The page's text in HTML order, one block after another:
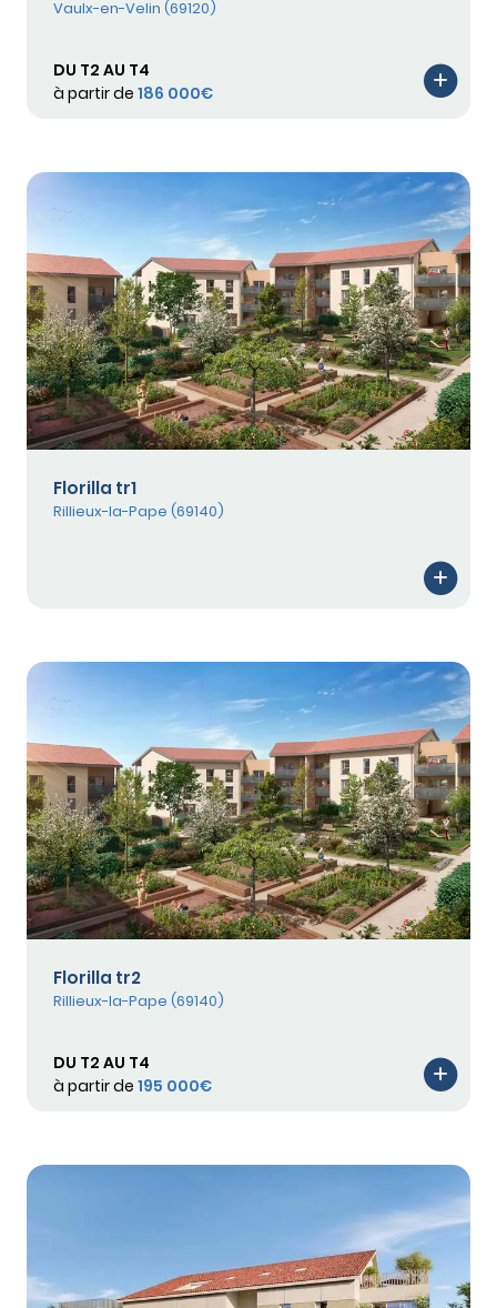
Vaulx-en-Velin (69120)
DU T2 AU T4
à partir de 186 000€
Florilla tr1
Rillieux-la-Pape (69140)
Florilla tr2
Rillieux-la-Pape (69140)
DU T2 AU T4
à partir de 195 000€